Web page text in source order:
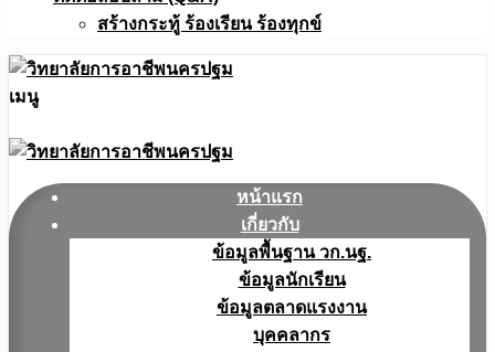
สร้างกระทู้ ร้องเรียน ร้องทุกข์
เมนู
หน้าแรก
เกี่ยวกับ
ข้อมูลพื้นฐาน วก.นฐ.
ข้อมูลนักเรียน
ข้อมูลตลาดแรงงาน
บุคคลากร